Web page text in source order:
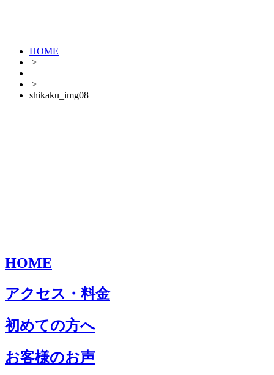
HOME
>
>
shikaku_img08
HOME
アクセス・料金
初めての方へ
お客様のお声